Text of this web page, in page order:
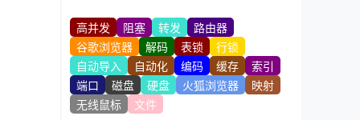
高并发 阻塞 转发
路由器
谷歌浏览器
解码 表锁
行锁
自动导入
自动化 编码 缓存
索引
端口
磁盘 硬盘 火狐浏览器
映射
无线鼠标
文件